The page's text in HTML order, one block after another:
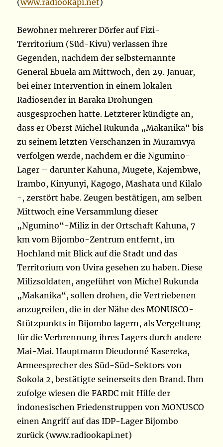
(www.radiookapi.net )
Bewohner mehrerer Dörfer auf Fizi-
Territorium (Süd-Kivu) verlassen ihre
Gegenden, nachdem der selbsternannte
General Ebuela am Mittwoch, den 29. Januar,
bei einer Intervention in einem lokalen
Radiosender in Baraka Drohungen
ausgesprochen hatte. Letzterer kündigte an,
dass er Oberst Michel Rukunda „Makanika“ bis
zu seinem letzten Verschanzen in Muramvya
verfolgen werde, nachdem er die Ngumino-
Lager – darunter Kahuna, Mugete, Kajembwe,
Irambo, Kinyunyi, Kagogo, Mashata und Kilalo
-, zerstört habe. Zeugen bestätigen, am selben
Mittwoch eine Versammlung dieser
„Ngumino“-Miliz in der Ortschaft Kahuna, 7
km vom Bijombo-Zentrum entfernt, im
Hochland mit Blick auf die Stadt und das
Territorium von Uvira gesehen zu haben. Diese
Milizsoldaten, angeführt von Michel Rukunda
„Makanika“, sollen drohen, die Vertriebenen
anzugreifen, die in der Nähe des MONUSCO-
Stützpunkts in Bijombo lagern, als Vergeltung
für die Verbrennung ihres Lagers durch andere
Mai-Mai. Hauptmann Dieudonné Kasereka,
Armeesprecher des Süd-Süd-Sektors von
Sokola 2, bestätigte seinerseits den Brand. Ihm
zufolge wiesen die FARDC mit Hilfe der
indonesischen Friedenstruppen von MONUSCO
einen Angriff auf das IDP-Lager Bijombo
zurück (www.radiookapi.net)